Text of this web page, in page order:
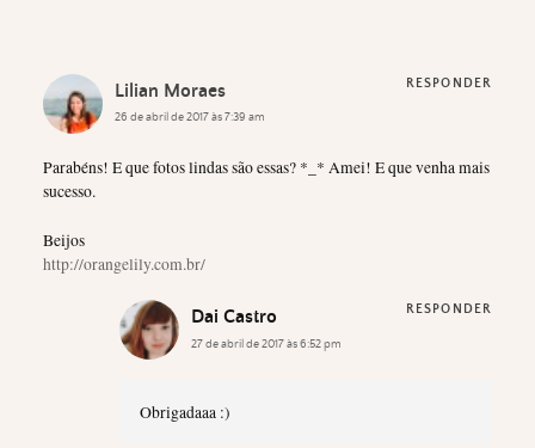
Lilian Moraes
26 de abril de 2017 às 7:39 am
Parabéns! E que fotos lindas são essas? *_* Amei! E que venha mais
sucesso.
Beijos
http://orangelily.com.br/
RESPONDER
Dai Castro
27 de abril de 2017 às 6:52 pm
Obrigadaaa :)
RESPONDER